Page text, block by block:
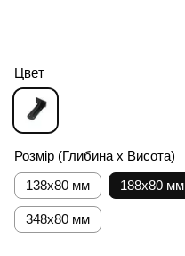
Цвет
Розмір (Глибина х Висота)
138x80 мм
188x80 мм
348x80 мм